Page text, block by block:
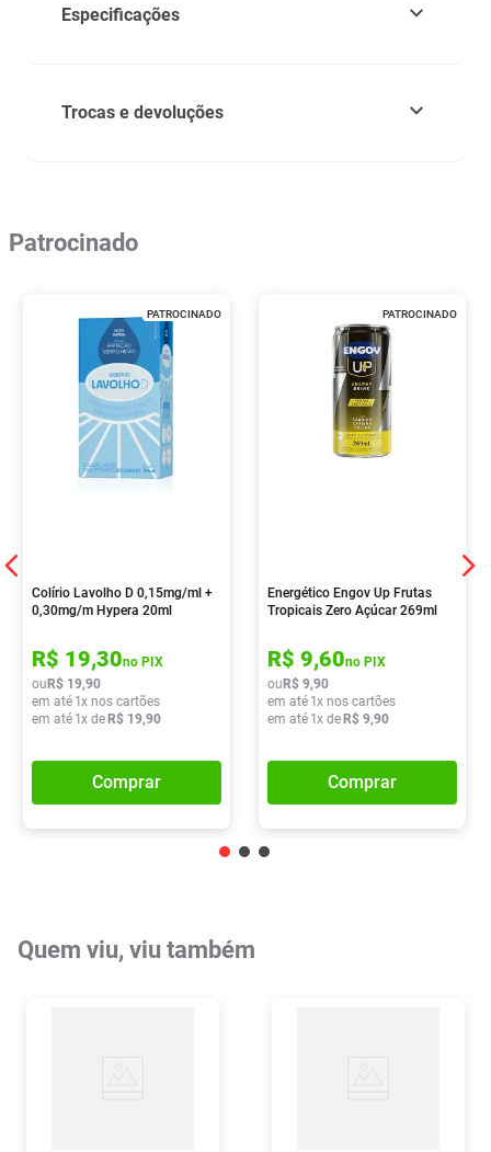
Especificações
Trocas e devoluções
Patrocinado
PATROCINADO
Colírio Lavolho D 0,15mg/ml +
0,30mg/m Hypera 20ml
R$ 19,30no PIX
ou R$ 19,90
em até 1x nos cartões
em até 1x de R$ 19,90
Comprar
PATROCINADO
Energético Engov Up Frutas
Tropicais Zero Açúcar 269ml
R$ 9,60no PIX
ou R$ 9,90
em até 1x nos cartões
em até 1x de R$ 9,90
Comprar
Quem viu, viu também